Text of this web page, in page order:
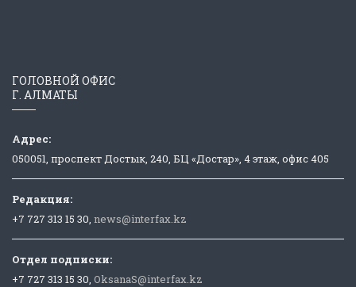
ГОЛОВНОЙ ОФИС
Г. АЛМАТЫ
Адрес:
050051, проспект Достык, 240, БЦ «Достар», 4 этаж, офис 405
Редакция:
+7 727 313 15 30, news@interfax.kz
Отдел подписки:
+7 727 313 15 30, OksanaS@interfax.kz